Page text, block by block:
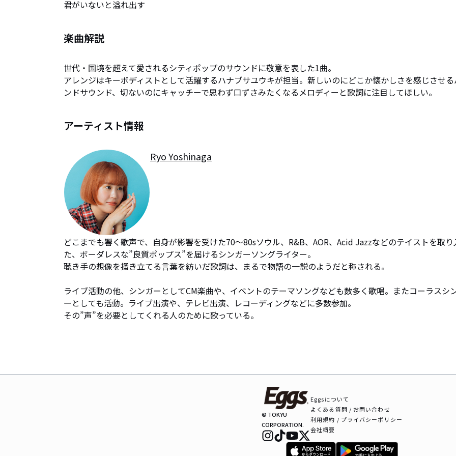
君がいないと溢れ出す
楽曲解説
世代・国境を超えて愛されるシティポップのサウンドに敬意を表した1曲。
アレンジはキーボディストとして活躍するハナブサユウキが担当。新しいのにどこか懐かしさを感じさせ
ンドサウンド、切ないのにキャッチーで思わず口ずさみたくなるメロディーと歌詞に注目してほしい。
アーティスト情報
Ryo Yoshinaga
どこまでも響く歌声で、自身が影響を受けた70〜80sソウル、R&B、AOR、Acid Jazzなどのテイストを取り
た、ボーダレスな”良質ポップス”を届けるシンガーソングライター。
聴き手の想像を掻き立てる言葉を紡いだ歌詞は、まるで物語の一説のようだと称される。
ライブ活動の他、シンガーとしてCM楽曲や、イベントのテーマソングなども数多く歌唱。またコーラスシ
ーとしても活動。ライブ出演や、テレビ出演、レコーディングなどに多数参加。
その”声”を必要としてくれる人のために歌っている。
© TOKYU
CORPORATION.
Eggsについて
よくある質問 / お問い合わせ
利用規約 / プライバシーポリシー
会社概要